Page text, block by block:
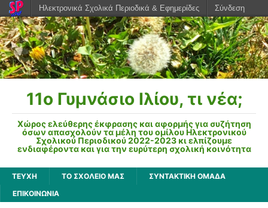
11o Γυμνάσιο Ιλίου, τι νέα;
Χώρος ελεύθερης έκφρασης και αφορμής για συζήτηση
όσων απασχολούν τα μέλη του ομίλου Ηλεκτρονικού
Σχολικού Περιοδικού 2022-2023 κι ελπίζουμε
ενδιαφέροντα και για την ευρύτερη σχολική κοινότητα
ΤΕΥΧΗ ΤΟ ΣΧΟΛΕΙΟ ΜΑΣ
ΣΥΝΤΑΚΤΙΚΗ ΟΜΑΔΑ
ΕΠΙΚΟΙΝΩΝΙΑ
Ηλεκτρονικά Σχολικά Περιοδικά & Εφημερίδες Σύνδεση